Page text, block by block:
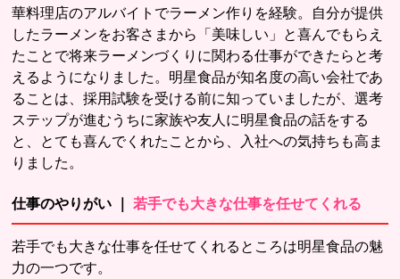
華料理店のアルバイトでラーメン作りを経験。自分が提供
したラーメンをお客さまから「美味しい」と喜んでもらえ
たことで将来ラーメンづくりに関わる仕事ができたらと考
えるようになりました。明星食品が知名度の高い会社であ
ることは、採用試験を受ける前に知っていましたが、選考
ステップが進むうちに家族や友人に明星食品の話をする
と、とても喜んでくれたことから、入社への気持ちも高ま
りました。
仕事のやりがい ｜若手でも大きな仕事を任せてくれる
若手でも大きな仕事を任せてくれるところは明星食品の魅
力の一つです。